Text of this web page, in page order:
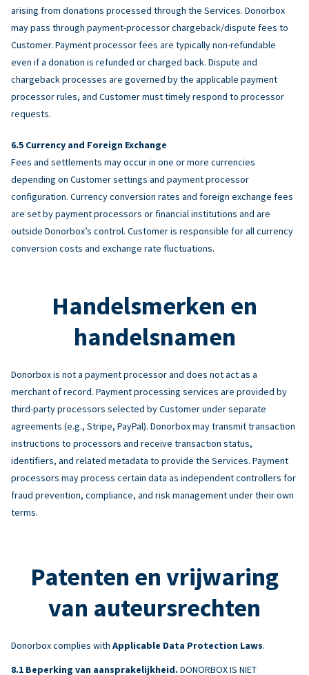
arising from donations processed through the Services. Donorbox
may pass through payment-processor chargeback/dispute fees to
Customer. Payment processor fees are typically non-refundable
even if a donation is refunded or charged back. Dispute and
chargeback processes are governed by the applicable payment
processor rules, and Customer must timely respond to processor
requests.
Currency and Foreign Exchange
Fees and settlements may occur in one or more currencies
depending on Customer settings and payment processor
configuration. Currency conversion rates and foreign exchange fees
are set by payment processors or financial institutions and are
outside Donorbox’s control. Customer is responsible for all currency
conversion costs and exchange rate fluctuations.
Handelsmerken en
handelsnamen
Donorbox is not a payment processor and does not act as a
merchant of record. Payment processing services are provided by
third-party processors selected by Customer under separate
agreements (e.g., Stripe, PayPal). Donorbox may transmit transaction
instructions to processors and receive transaction status,
identifiers, and related metadata to provide the Services. Payment
processors may process certain data as independent controllers for
fraud prevention, compliance, and risk management under their own
terms.
Patenten en vrijwaring
van auteursrechten
Donorbox complies with Applicable Data Protection Laws.
Beperking van aansprakelijkheid. DONORBOX IS NIET